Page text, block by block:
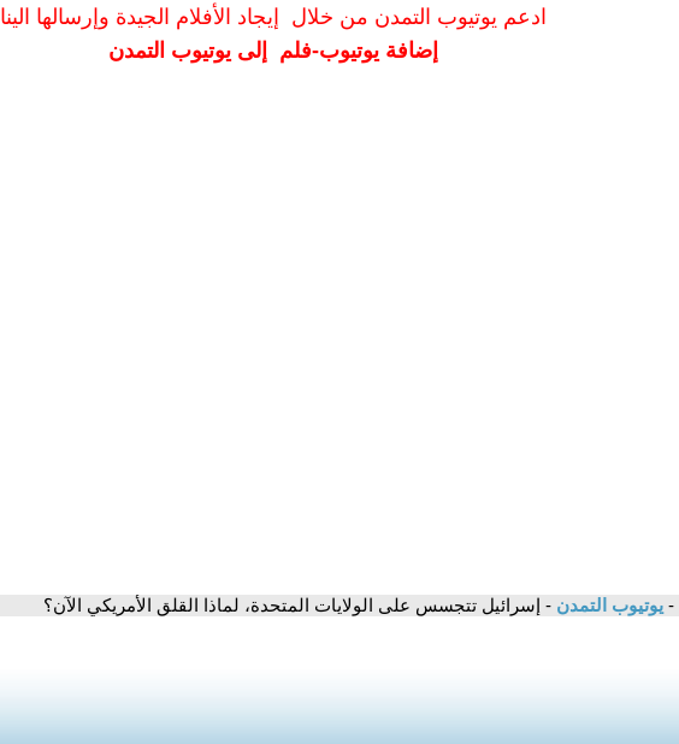
ادعم يوتيوب التمدن من خلال إيجاد الأفلام الجيدة وإرسالها الينا
إضافة يوتيوب-فلم إلى يوتيوب التمدن
- يوتيوب التمدن - إسرائيل تتجسس على الولايات المتحدة، لماذا القلق الأمريكي الآن؟